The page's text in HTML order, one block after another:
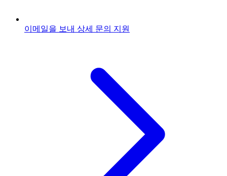
이메일을 보내 상세 문의 지원